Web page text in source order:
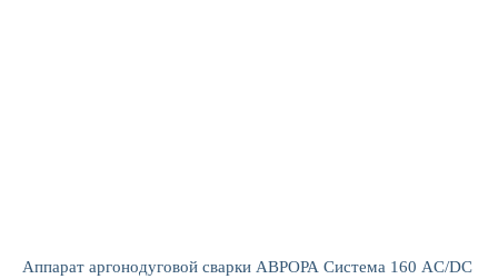
Аппарат аргонодуговой сварки АВРОРА Система 160 AC/DC